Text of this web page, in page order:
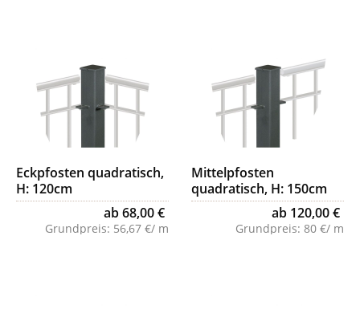
Eckpfosten quadratisch,
H: 120cm
ab 68,00 €
Grundpreis: 56,67 €/ m
Mittelpfosten
quadratisch, H: 150cm
ab 120,00 €
Grundpreis: 80 €/ m